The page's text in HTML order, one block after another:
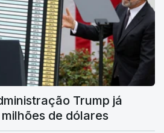
Trump já
de dólares